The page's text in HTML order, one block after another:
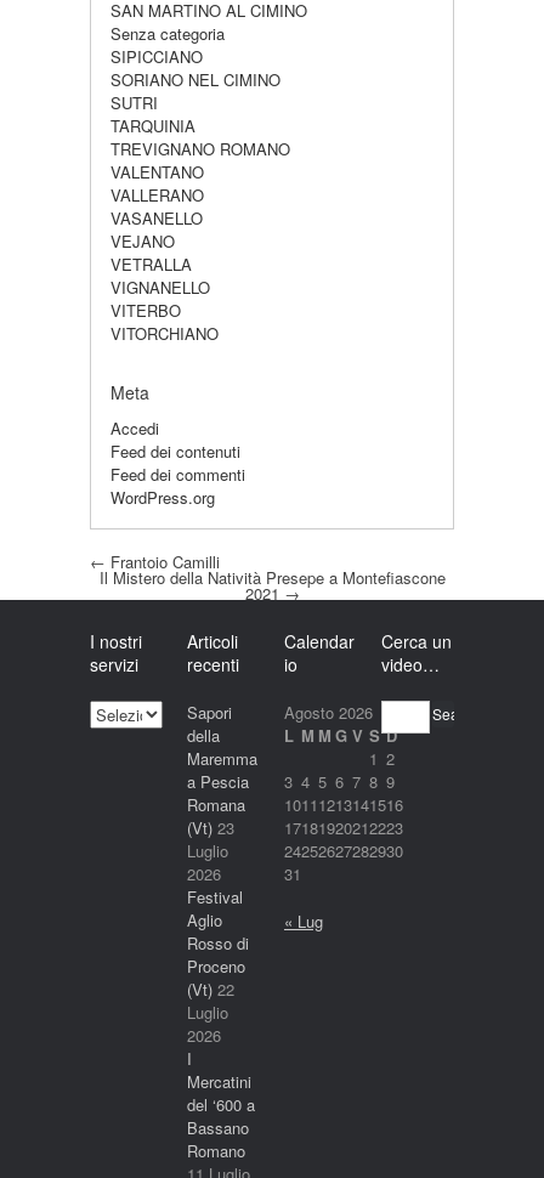
SAN MARTINO AL CIMINO
Senza categoria
SIPICCIANO
SORIANO NEL CIMINO
SUTRI
TARQUINIA
TREVIGNANO ROMANO
VALENTANO
VALLERANO
VASANELLO
VEJANO
VETRALLA
VIGNANELLO
VITERBO
VITORCHIANO
Meta
Accedi
Feed dei contenuti
Feed dei commenti
WordPress.org
Post navigation
← Frantoio Camilli
Il Mistero della Natività Presepe a Montefiascone
2021 →
I nostri
servizi
nostri
Articoli
recenti
Sapori
della
Maremma
a Pescia
Romana
(Vt) 23
Luglio
2026
Festival
Aglio
Rosso di
Proceno
(Vt) 22
Luglio
2026
I
Mercatini
del ‘600 a
Bassano
Romano
Calendar
io
Agosto 2026
L M M G V S D
1 2
3 4 5 6 7 8 9
10111213141516
17181920212223
24252627282930
31
« Lug
Cerca un
video…